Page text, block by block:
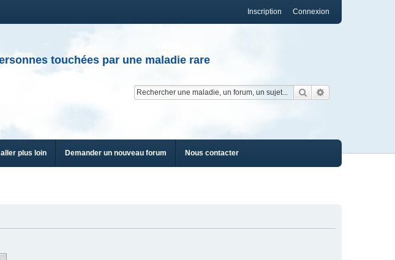
Connexion
Inscription
touchées par une maladie rare
Rechercher
aller plus loin Demander un nouveau forum Nous contacter